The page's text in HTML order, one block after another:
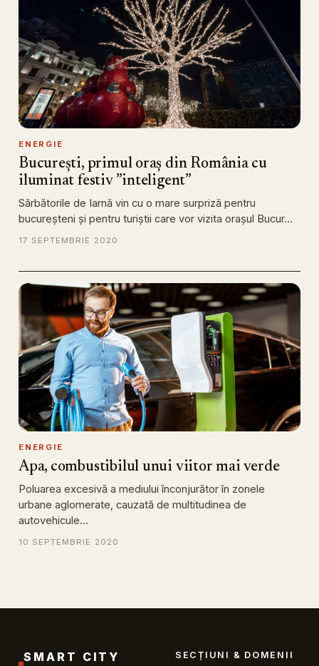
ENERGIE
București, primul oraș din România cu
iluminat festiv ”inteligent”
Sărbătorile de Iarnă vin cu o mare surpriză pentru
bucureșteni și pentru turiștii care vor vizita orașul Bucur…
17 SEPTEMBRIE 2020
ENERGIE
Apa, combustibilul unui viitor mai verde
Poluarea excesivă a mediului înconjurător în zonele
urbane aglomerate, cauzată de multitudinea de
autovehicule…
10 SEPTEMBRIE 2020
SMART CITY
SECȚIUNI & DOMENII